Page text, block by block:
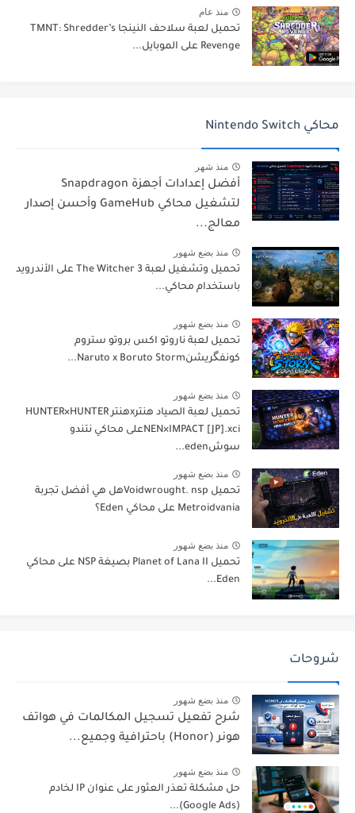
منذ عام
تحميل لعبة سلاحف النينجا TMNT: Shredder’s
Revenge على الموبايل...
محاكي Nintendo Switch
منذ شهر
أفضل إعدادات أجهزة Snapdragon
لتشغيل محاكي GameHub وأحسن إصدار
معالج...
منذ بضع شهور
تحميل وتشغيل لعبة The Witcher 3 على الأندرويد
باستخدام محاكي...
منذ بضع شهور
تحميل لعبة ناروتو اكس بروتو ستروم
كونفگريشنNaruto x Boruto Storm...
منذ بضع شهور
تحميل لعبة الصياد هنترxهنتر HUNTER×HUNTER
NEN×IMPACT [JP].xciعلى محاكي نتندو
سوشeden...
منذ بضع شهور
تحميل Voidwrought. nspهل هي أفضل تجربة
Metroidvania على محاكي Eden؟
منذ بضع شهور
تحميل Planet of Lana II بصيغة NSP على محاكي
Eden...
شروحات
منذ بضع شهور
شرح تفعيل تسجيل المكالمات في هواتف
هونر (Honor) باحترافية وجميع...
منذ بضع شهور
حل مشكلة تعذر العثور على عنوان IP لخادم
(Google Ads)...